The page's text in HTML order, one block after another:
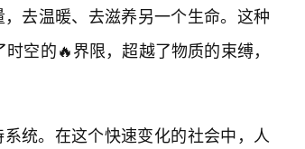
去温暖、去滋养另一个生命。这种
空的🔥界限，超越了物质的束缚，
统。在这个快速变化的社会中，人